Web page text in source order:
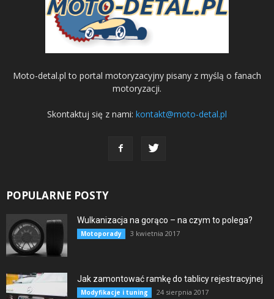
Moto-detal.pl to portal motoryzacyjny pisany z myślą o fanach
motoryzacji.
Skontaktuj się z nami: kontakt@moto-detal.pl
POPULARNE POSTY
Wulkanizacja na gorąco – na czym to polega?
Motoporady 3 kwietnia 2017
Jak zamontować ramkę do tablicy rejestracyjnej
Modyfikacje i tuning 24 sierpnia 2017